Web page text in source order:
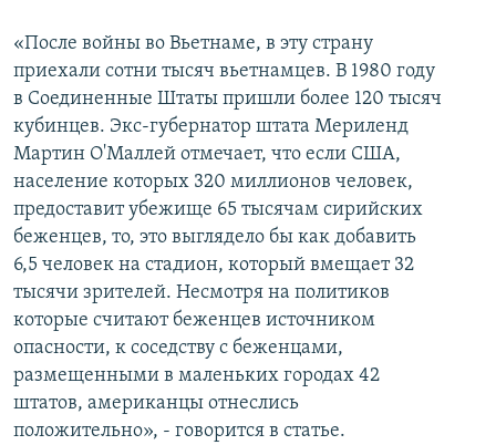
«После войны во Вьетнаме, в эту страну
приехали сотни тысяч вьетнамцев. В 1980 году
в Соединенные Штаты пришли более 120 тысяч
кубинцев. Экс-губернатор штата Мериленд
Мартин О'Маллей отмечает, что если США,
население которых 320 миллионов человек,
предоставит убежище 65 тысячам сирийских
беженцев, то, это выглядело бы как добавить
6,5 человек на стадион, который вмещает 32
тысячи зрителей. Несмотря на политиков
которые считают беженцев источником
опасности, к соседству с беженцами,
размещенными в маленьких городах 42
штатов, американцы отнеслись
положительно», - говорится в статье.